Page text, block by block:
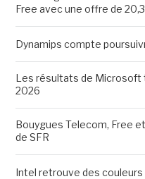
Free avec une offre de
Dynamips compte
Les résultats de Microsoft
2026
Bouygues Telecom, Free
de SFR
Intel retrouve des couleurs